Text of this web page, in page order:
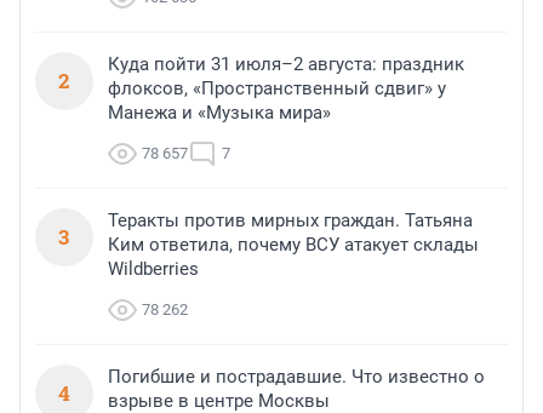
2
Куда пойти 31 июля–2 августа: праздник
флоксов, «Пространственный сдвиг» у
Манежа и «Музыка мира»
78 657 7
3
Теракты против мирных граждан. Татьяна
Ким ответила, почему ВСУ атакует склады
Wildberries
78 262
4
Погибшие и пострадавшие. Что известно о
взрыве в центре Москвы